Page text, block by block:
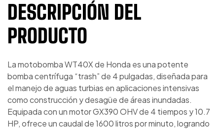
DESCRIPCIÓN DEL
PRODUCTO
La motobomba WT40X de Honda es una potente
bomba centrífuga “trash” de 4 pulgadas, diseñada para
el manejo de aguas turbias en aplicaciones intensivas
como construcción y desagüe de áreas inundadas.
Equipada con un motor GX390 OHV de 4 tiempos y 10.7
HP, ofrece un caudal de 1600 litros por minuto, logrando